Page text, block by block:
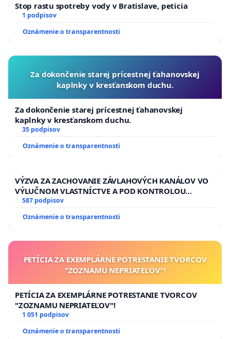
Stop rastu spotreby vody v Bratislave, peticia
1 podpisov
Oznámenie o transparentnosti
Za dokončenie starej prícestnej ťahanovskej
kaplnky v kresťanskom duchu.
Za dokončenie starej prícestnej ťahanovskej
kaplnky v kresťanskom duchu.
35 podpisov
Oznámenie o transparentnosti
VÝZVA ZA ZACHOVANIE ZÁVLAHOVÝCH KANÁLOV VO
VÝLUČNOM VLASTNÍCTVE A POD KONTROLOU
SLOVENSKEJ REPUBLIKY & žiadosť na riešenie
zanedbaného stavu závlahových a odvodňovacích
kanálov na Slovensku
587 podpisov
Oznámenie o transparentnosti
PETÍCIA ZA EXEMPLÁRNE POTRESTANIE TVORCOV
"ZOZNAMU NEPRIATEĽOV"!
PETÍCIA ZA EXEMPLÁRNE POTRESTANIE TVORCOV
"ZOZNAMU NEPRIATEĽOV"!
1 051 podpisov
Oznámenie o transparentnosti